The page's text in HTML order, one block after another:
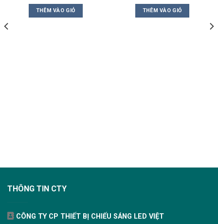
THÊM VÀO GIỎ THÊM VÀO GIỎ
THÔNG TIN CTY
CÔNG TY CP THIẾT BỊ CHIẾU SÁNG LED VIỆT